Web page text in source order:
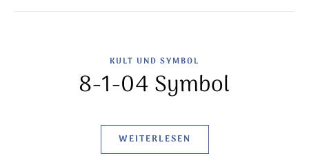
KULT UND SYMBOL
8-1-04 Symbol
WEITERLESEN